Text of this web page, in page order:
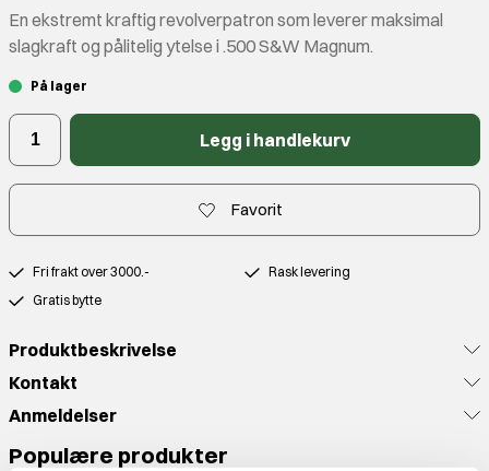
En ekstremt kraftig revolverpatron som leverer maksimal
slagkraft og pålitelig ytelse i .500 S&W Magnum.
På lager
Legg i handlekurv
Favorit
Fri frakt over 3000.-
Rask levering
Gratis bytte
Produktbeskrivelse
Kontakt
Anmeldelser
Populære produkter